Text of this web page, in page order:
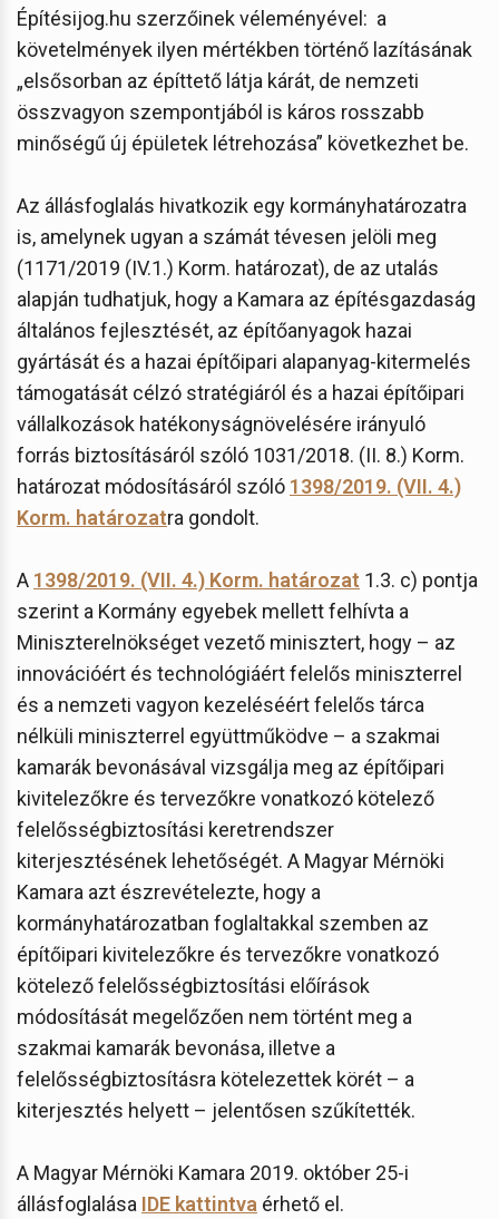
Építésijog.hu szerzőinek véleményével: a
követelmények ilyen mértékben történő lazításának
„elsősorban az építtető látja kárát, de nemzeti
összvagyon szempontjából is káros rosszabb
minőségű új épületek létrehozása” következhet be.
Az állásfoglalás hivatkozik egy kormányhatározatra
is, amelynek ugyan a számát tévesen jelöli meg
(1171/2019 (IV.1.) Korm. határozat), de az utalás
alapján tudhatjuk, hogy a Kamara az építésgazdaság
általános fejlesztését, az építőanyagok hazai
gyártását és a hazai építőipari alapanyag-kitermelés
támogatását célzó stratégiáról és a hazai építőipari
vállalkozások hatékonyságnövelésére irányuló
forrás biztosításáról szóló 1031/2018. (II. 8.) Korm.
határozat módosításáról szóló 1398/2019. (VII. 4.)
Korm. határozatra gondolt.
A 1398/2019. (VII. 4.) Korm. határozat 1.3. c) pontja
szerint a Kormány egyebek mellett felhívta a
Miniszterelnökséget vezető minisztert, hogy – az
innovációért és technológiáért felelős miniszterrel
és a nemzeti vagyon kezeléséért felelős tárca
nélküli miniszterrel együttműködve – a szakmai
kamarák bevonásával vizsgálja meg az építőipari
kivitelezőkre és tervezőkre vonatkozó kötelező
felelősségbiztosítási keretrendszer
kiterjesztésének lehetőségét. A Magyar Mérnöki
Kamara azt észrevételezte, hogy a
kormányhatározatban foglaltakkal szemben az
építőipari kivitelezőkre és tervezőkre vonatkozó
kötelező felelősségbiztosítási előírások
módosítását megelőzően nem történt meg a
szakmai kamarák bevonása, illetve a
felelősségbiztosításra kötelezettek körét – a
kiterjesztés helyett – jelentősen szűkítették.
A Magyar Mérnöki Kamara 2019. október 25-i
állásfoglalása IDE kattintva érhető el.